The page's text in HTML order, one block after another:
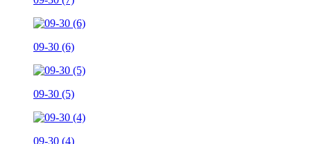
09-30 (6)
09-30 (5)
09-30 (4)